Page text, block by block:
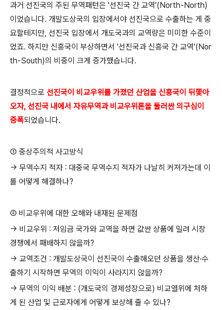
과거 선진국의 주된 무역패턴은 '선진국 간 교역'(North-North)
이었습니다. 개발도상국의 입장에서야 선진국으로 수출하는 게 중
요할테지만, 선진국 입장에서 개도국과의 교역량은 미미한 수준이
었죠. 하지만 신흥국이 부상하면서 '선진국과 신흥국 간 교역'(Nor
th-South)의 비중이 크게 증가했습니다.
결정적으로 선진국이 비교우위를 가졌던 산업을 신흥국이 뒤쫓아
오자, 선진국 내에서 자유무역과 비교우위론을 둘러싼 의구심이
증폭되었습니다.
① 중상주의적 사고방식
→ 무역수지 적자 : 대중국 무역수지 적자가 나날히 커져가는데 이
를 어떻게 해결하나?
② 비교우위에 대한 오해와 내재된 문제점
→ 비교우위 : 저임금 국가와 교역을 하면 값싼 상품에 밀려 시장
경쟁에서 패배하지 않을까?
→ 교역조건 : 개발도상국이 선진국이 수출해오던 상품을 생산·수
출하기 시작하면 무역의 이익이 사라지지 않을까?
→ 무역의 이익 배분 : (개도국의 경제성장으로) 비교열위에 처하
게 된 산업 및 근로자에게 어떻게 보상해 줄 수 있나?